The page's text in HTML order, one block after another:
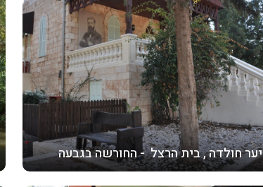
יער חולדה , בית הרצל - החורשה בגבעה